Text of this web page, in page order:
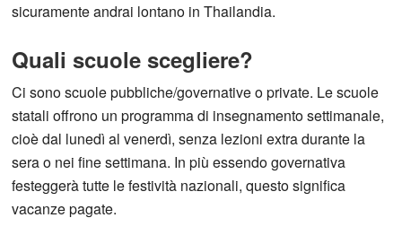
sicuramente andrai lontano in Thailandia.
Quali scuole scegliere?
Ci sono scuole pubbliche/governative o private. Le scuole
statali offrono un programma di insegnamento settimanale,
cioè dal lunedì al venerdì, senza lezioni extra durante la
sera o nei fine settimana. In più essendo governativa
festeggerà tutte le festività nazionali, questo significa
vacanze pagate.